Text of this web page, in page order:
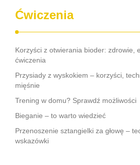
Ćwiczenia
Korzyści z otwierania bioder: zdrowie,
ćwiczenia
Przysiady z wyskokiem – korzyści,
mięśnie
Trening w domu? Sprawdź możliwości
Bieganie – to warto wiedzieć
Przenoszenie sztangielki za głowę –
wskazówki